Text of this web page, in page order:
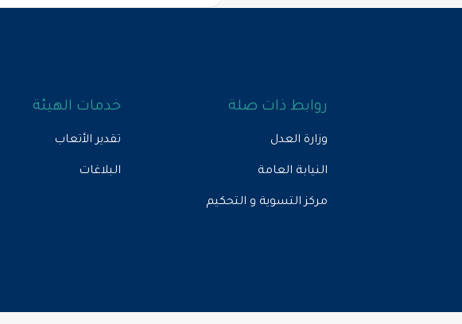
روابط ذات صلة
وزارة العدل
النيابة العامة
مركز التسوية و التحكيم
خدمات الهيئة
تقدير الأتعاب
البلاغات